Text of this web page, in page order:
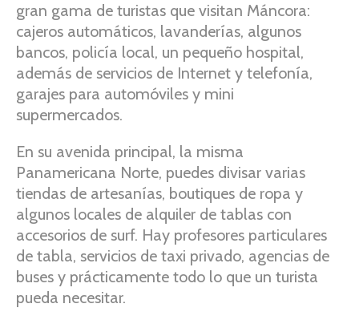
gran gama de turistas que visitan Máncora:
cajeros automáticos, lavanderías, algunos
bancos, policía local, un pequeño hospital,
además de servicios de Internet y telefonía,
garajes para automóviles y mini
supermercados.
En su avenida principal, la misma
Panamericana Norte, puedes divisar varias
tiendas de artesanías, boutiques de ropa y
algunos locales de alquiler de tablas con
accesorios de surf. Hay profesores particulares
de tabla, servicios de taxi privado, agencias de
buses y prácticamente todo lo que un turista
pueda necesitar.